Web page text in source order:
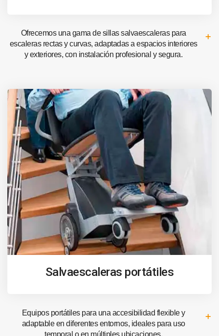
Ofrecemos una gama de sillas salvaescaleras para
escaleras rectas y curvas, adaptadas a espacios interiores
y exteriores, con instalación profesional y segura.
Salvaescaleras portátiles
Equipos portátiles para una accesibilidad flexible y
adaptable en diferentes entornos, ideales para uso
temporal o en múltiples ubicaciones.